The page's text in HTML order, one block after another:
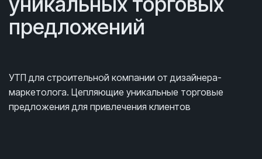
предложений
УТП для строительной компании от дизайнера-
маркетолога. Цепляющие уникальные торговые
предложения для привлечения клиентов